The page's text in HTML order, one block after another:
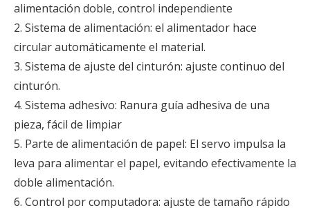
alimentación doble, control independiente
2. Sistema de alimentación: el alimentador hace
circular automáticamente el material.
3. Sistema de ajuste del cinturón: ajuste continuo del
cinturón.
4. Sistema adhesivo: Ranura guía adhesiva de una
pieza, fácil de limpiar
5. Parte de alimentación de papel: El servo impulsa la
leva para alimentar el papel, evitando efectivamente la
doble alimentación.
6. Control por computadora: ajuste de tamaño rápido